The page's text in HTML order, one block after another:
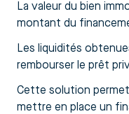
La valeur du bien
montant du
Les liquidités
rembourser le prêt
Cette solution
mettre en place un